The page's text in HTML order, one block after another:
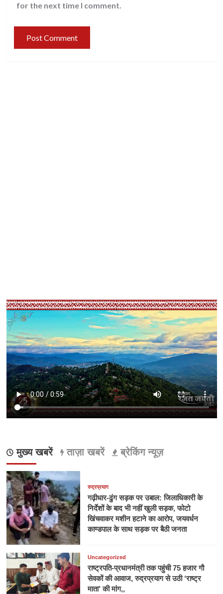
for the next time I comment.
मुख्य खबरें ताज़ा खबरें ब्रेकिंग न्यूज़
रुद्रप्रयाग
गढ़ीधार-ढुंग सड़क पर उबाल: जिलाधिकारी के
निर्देशों के बाद भी नहीं खुली सड़क, फोटो
खिंचवाकर मशीन हटाने का आरोप, जयवर्धन
काण्डपाल के साथ सड़क पर बैठी जनता
Uncategorized
राष्ट्रपति-प्रधानमंत्री तक पहुंची 75 हजार गौ
सेवकों की आवाज, रुद्रप्रयाग से उठी ‘राष्ट्र
माता’ की मांग,,